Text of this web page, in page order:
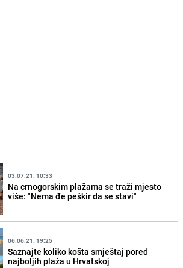
03.07.21. 10:33
Na crnogorskim plažama se traži mjesto
više: "Nema đe peškir da se stavi"
06.06.21. 19:25
Saznajte koliko košta smještaj pored
najboljih plaža u Hrvatskoj